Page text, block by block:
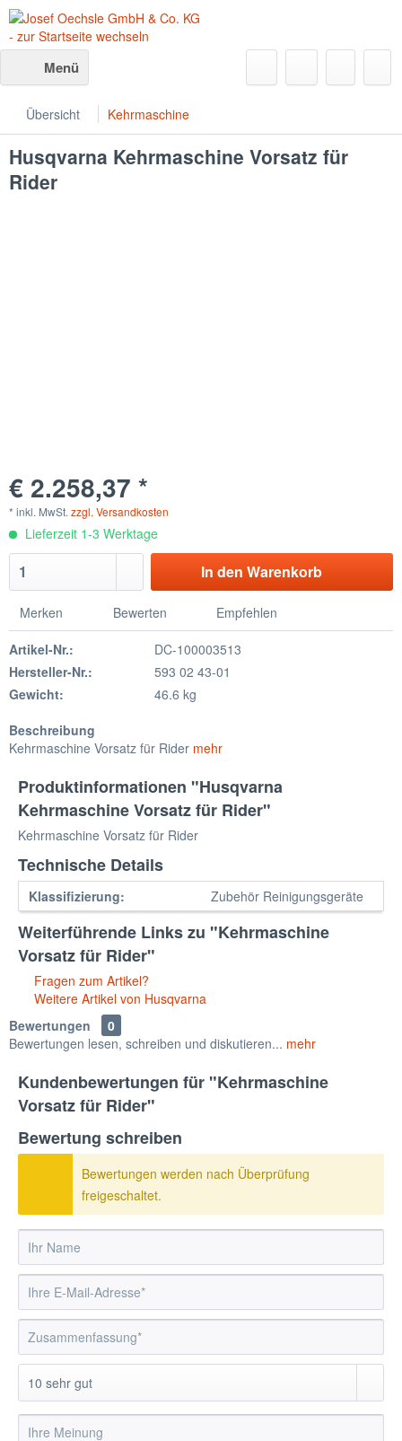
Menü
Übersicht Kehrmaschine
Husqvarna Kehrmaschine Vorsatz für
Rider
€ 2.258,37 *
* inkl. MwSt. zzgl. Versandkosten
Lieferzeit 1-3 Werktage
In den Warenkorb
Merken Bewerten Empfehlen
Artikel-Nr.:
DC-100003513
Hersteller-Nr.:
593 02 43-01
Gewicht:
46.6 kg
Beschreibung
Kehrmaschine Vorsatz für Rider mehr
Produktinformationen "Husqvarna
Kehrmaschine Vorsatz für Rider"
Kehrmaschine Vorsatz für Rider
Technische Details
Klassifizierung: Zubehör Reinigungsgeräte
Weiterführende Links zu "Kehrmaschine
Vorsatz für Rider"
Fragen zum Artikel?
Weitere Artikel von Husqvarna
Bewertungen
0
Bewertungen lesen, schreiben und diskutieren... mehr
Kundenbewertungen für "Kehrmaschine
Vorsatz für Rider"
Bewertung schreiben
Bewertungen werden nach Überprüfung
freigeschaltet.